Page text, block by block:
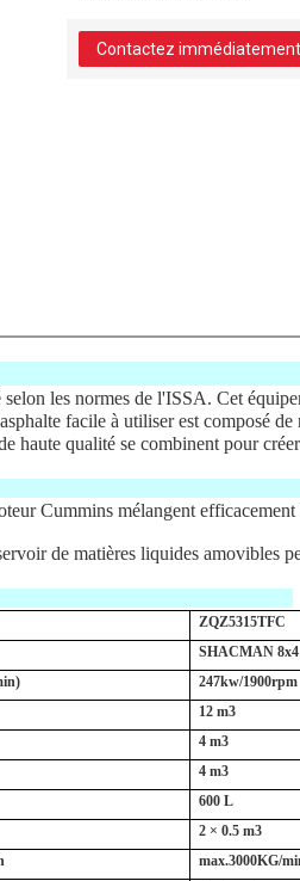
Contactez immédiatement
les normes de l'ISSA. Cet
facile à utiliser est composé
haute qualité se combinent pour
Cummins mélangent
de matières liquides amovibles
ZQZ5315TFC
SHACMAN 8x4
247kw/1900rpm
12 m3
4 m3
4 m3
600 L
2 × 0.5 m3
max.3000KG/